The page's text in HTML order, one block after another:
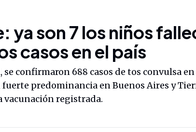
son 7 los niños
casos en el país
confirmaron 688 casos de tos convulsa en
predominancia en Buenos Aires y
vacunación registrada.